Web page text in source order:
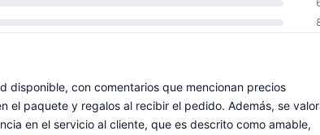
con comentarios que mencionan precios
el paquete y regalos al recibir el pedido. Además, se
en el servicio al cliente, que es descrito como amable,